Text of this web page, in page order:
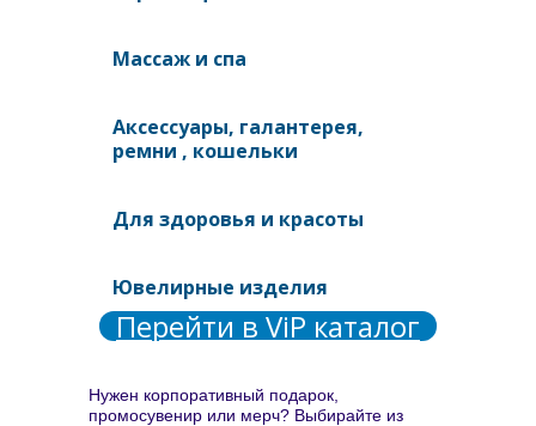
Массаж и спа
Аксессуары, галантерея,
ремни , кошельки
Для здоровья и красоты
Ювелирные изделия
Перейти в ViP каталог
Нужен корпоративный подарок,
промосувенир или мерч? Выбирайте из